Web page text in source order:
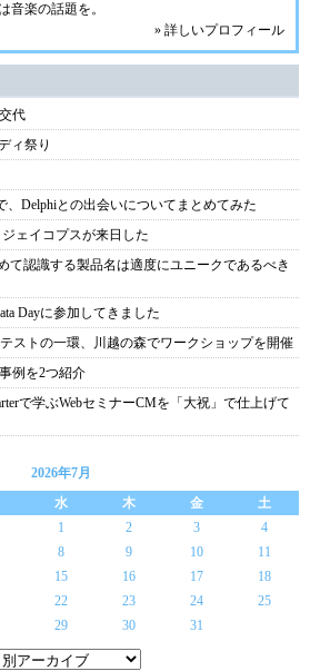
音楽の話題を。
» 詳しいプロフィール
代
ィ祭り
、Delphiとの出会いについてまとめてみた
ェイコプスが来日した
て認識する製品名は適度にユニークであるべき
Dayに参加してきました
ストの一環、川越の森でワークショップを開催
例を2つ紹介
で学ぶWebセミナーCMを「大祝」で仕上げて
2026年7月
水 木 金
土
1
2 3
4
8 9 10
11
15 16 17
18
22 23 24
25
29 30 31